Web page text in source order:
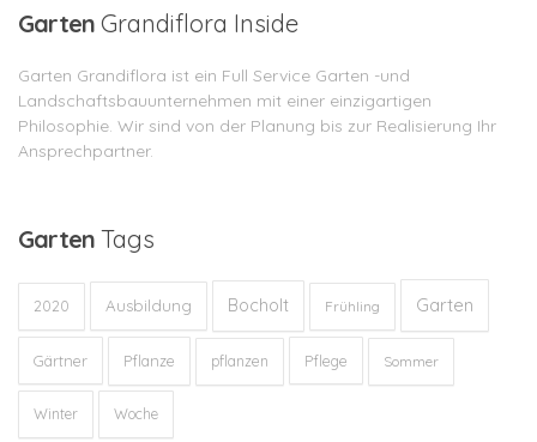
Garten Grandiflora Inside
Garten Grandiflora ist ein Full Service Garten -und
Landschaftsbauunternehmen mit einer einzigartigen
Philosophie. Wir sind von der Planung bis zur Realisierung Ihr
Ansprechpartner.
Garten Tags
2020 Ausbildung Bocholt Frühling Garten
Gärtner Pflanze pflanzen Pflege Sommer
Winter Woche